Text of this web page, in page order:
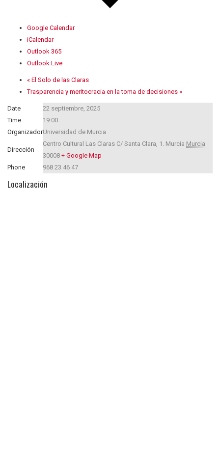
Google Calendar
iCalendar
Outlook 365
Outlook Live
« El Solo de las Claras
Trasparencia y meritocracia en la toma de decisiones »
Date
22 septiembre, 2025
Time
19:00
OrganizadorUniversidad de Murcia
Dirección
Centro Cultural Las Claras C/ Santa Clara, 1. Murcia Murcia
30008 + Google Map
Phone
968 23 46 47
Localización